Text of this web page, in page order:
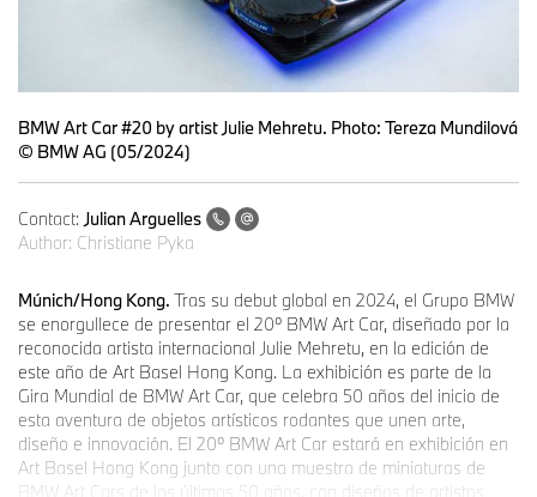
BMW Art Car #20 by artist Julie Mehretu. Photo: Tereza Mundilová
© BMW AG (05/2024)
Contact: Julian Arguelles
Author: Christiane Pyka
Múnich/Hong Kong. Tras su debut global en 2024, el Grupo BMW
se enorgullece de presentar el 20º BMW Art Car, diseñado por la
reconocida artista internacional Julie Mehretu, en la edición de
este año de Art Basel Hong Kong. La exhibición es parte de la
Gira Mundial de BMW Art Car, que celebra 50 años del inicio de
esta aventura de objetos artísticos rodantes que unen arte,
diseño e innovación. El 20º BMW Art Car estará en exhibición en
Art Basel Hong Kong junto con una muestra de miniaturas de
BMW Art Cars de los últimos 50 años, con diseños de artistas